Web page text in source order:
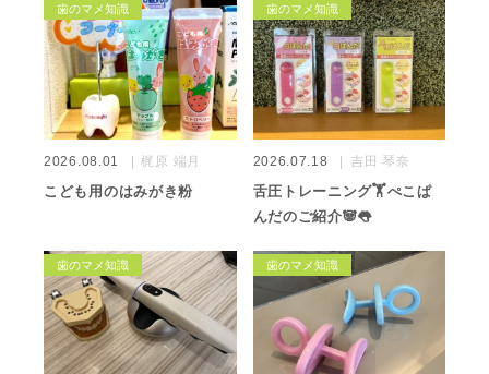
歯のマメ知識
2026.08.01 梶原 端月
こども用のはみがき粉
歯のマメ知識
2026.07.18 吉田 琴奈
舌圧トレーニング🏋️ぺこぱ
んだのご紹介🐼👅
歯のマメ知識 歯のマメ知識